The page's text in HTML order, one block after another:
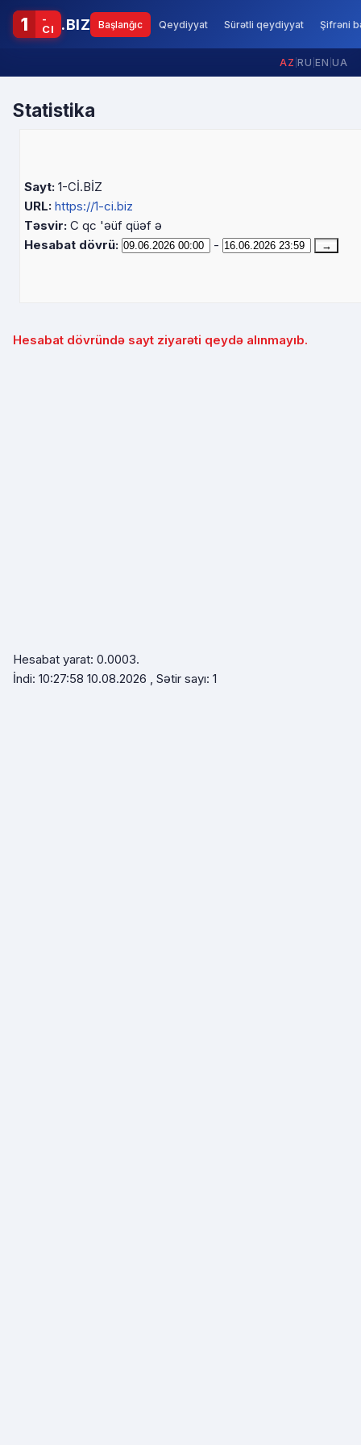
1
-
CI
.BIZ Başlanğıc Qeydiyyat Sürətli qeydiyyat Şifrəni
AZ RU EN UA
Statistika
Sayt: 1-Cİ.BİZ
URL: https://1-ci.biz
Təsvir: C qc 'əüf qüəf ə
Hesabat dövrü:
-
Hesabat dövründə sayt ziyarəti qeydə alınmayıb.
Hesabat yarat: 0.0003.
İndi: 10:27:58 10.08.2026 , Sətir sayı: 1